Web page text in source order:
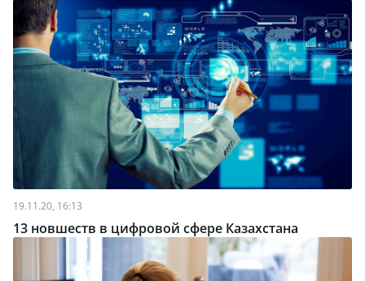
19.11.20, 16:13
13 новшеств в цифровой сфере Казахстана